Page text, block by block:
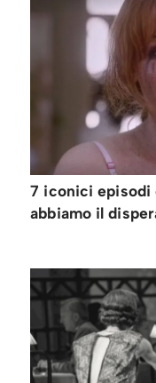
7 iconici episodi
abbiamo il